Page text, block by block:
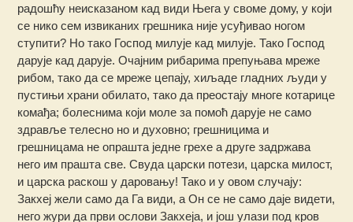
радошћу неисказаном кад види Њега у своме дому, у који
се нико сем извиканих грешника није усуђивао ногом
ступити? Но тако Господ милује кад милује. Тако Господ
дарује кад дарује. Очајним рибарима препуњава мреже
рибом, тако да се мреже цепају, хиљаде гладних људи у
пустињи храни обилато, тако да преостају многе котарице
комађа; болеснима који моле за помоћ дарује не само
здравље телесно но и духовно; грешницима и
грешницама не опрашта једне грехе а друге задржава
него им прашта све. Свуда царски потези, царска милост,
и царска раскош у даровању! Тако и у овом случају:
Закхеј жели само да Га види, а Он се не само даје видети,
него жури да први ослови Закхеја, и још улази под кров